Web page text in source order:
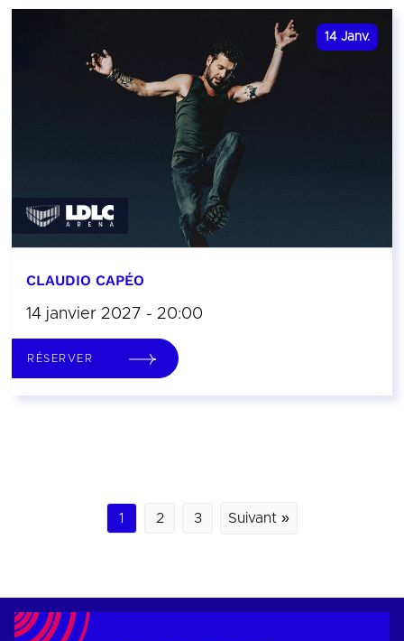
14 Janv.
CLAUDIO CAPÉO
14 janvier 2027 - 20:00
RÉSERVER
1 2 3 Suivant »